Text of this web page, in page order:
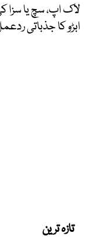
لاک اپ، سچ یا سزا
ابڑو کا جذباتی
تازہ ترین